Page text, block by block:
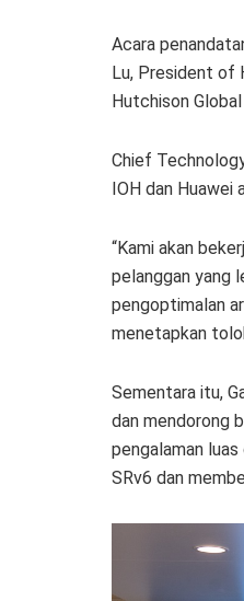
Acara
Lu, President of
Hutchison
Chief
IOH dan Huawei
“Kami akan
pelanggan yang
pengoptimalan
menetapkan
Sementara itu,
dan mendorong
pengalaman
SRv6 dan